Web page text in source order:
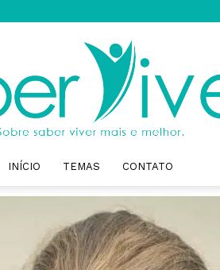
Saber
INÍCIO TEMAS CONTATO